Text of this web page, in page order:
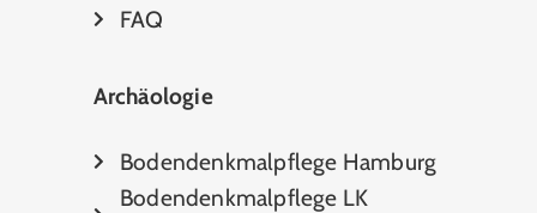
FAQ
Archäologie
Bodendenkmalpflege Hamburg
Bodendenkmalpflege LK